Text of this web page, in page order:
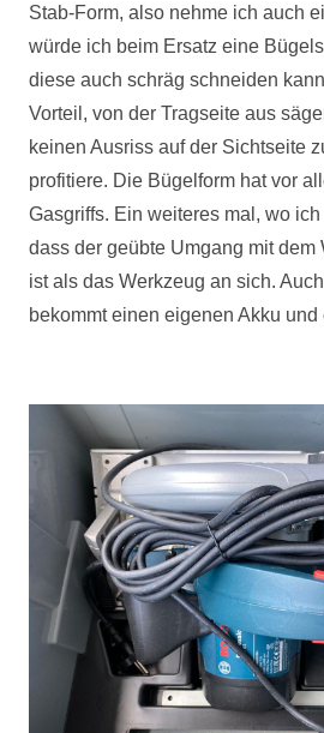
Stab-Form, also nehme ich auch
würde ich beim Ersatz eine
diese auch schräg schneiden
Vorteil, von der Tragseite aus
keinen Ausriss auf der Sichtseite
profitiere. Die Bügelform hat vor
Gasgriffs. Ein weiteres mal, wo
dass der geübte Umgang mit dem
ist als das Werkzeug an sich.
bekommt einen eigenen Akku